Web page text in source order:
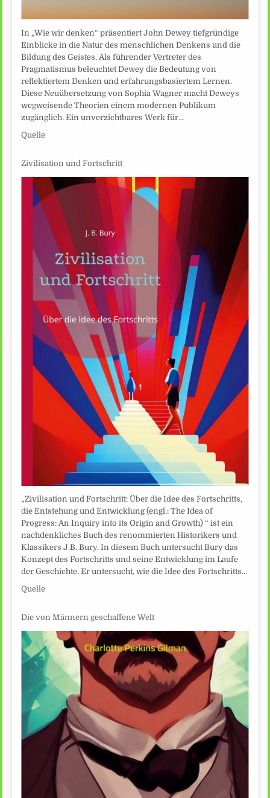
In „Wie wir denken“ präsentiert John Dewey tiefgründige
Einblicke in die Natur des menschlichen Denkens und die
Bildung des Geistes. Als führender Vertreter des
Pragmatismus beleuchtet Dewey die Bedeutung von
reflektiertem Denken und erfahrungsbasiertem Lernen.
Diese Neuübersetzung von Sophia Wagner macht Deweys
wegweisende Theorien einem modernen Publikum
zugänglich. Ein unverzichtbares Werk für…
Quelle
Zivilisation und Fortschritt
„Zivilisation und Fortschritt: Über die Idee des Fortschritts,
die Entstehung und Entwicklung (engl.: The Idea of
Progress: An Inquiry into its Origin and Growth) “ ist ein
nachdenkliches Buch des renommierten Historikers und
Klassikers J.B. Bury. In diesem Buch untersucht Bury das
Konzept des Fortschritts und seine Entwicklung im Laufe
der Geschichte. Er untersucht, wie die Idee des Fortschritts…
Quelle
Die von Männern geschaffene Welt